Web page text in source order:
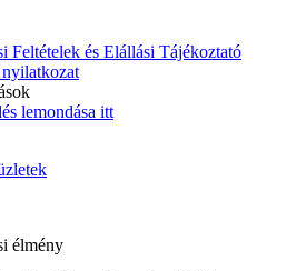
Feltételek és Elállási Tájékoztató
lemondása itt
élmény